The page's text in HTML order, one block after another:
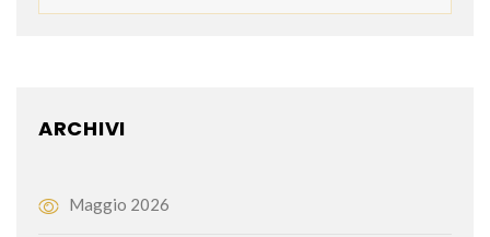
ARCHIVI
Maggio 2026